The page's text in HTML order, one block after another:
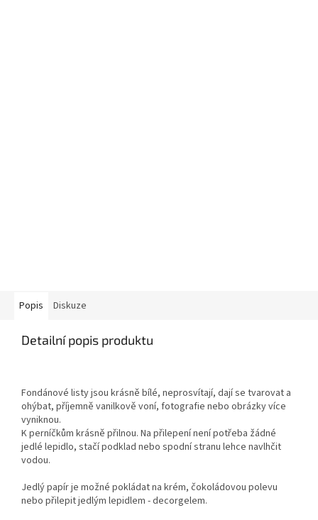
Popis Diskuze
Detailní popis produktu
Fondánové listy jsou krásně bílé, neprosvítají, dají se tvarovat a
ohýbat, příjemně vanilkově voní, fotografie nebo obrázky více
vyniknou.
K perníčkům krásně přilnou. Na přilepení není potřeba žádné
jedlé lepidlo, stačí podklad nebo spodní stranu lehce navlhčit
vodou.
Jedlý papír je možné pokládat na krém, čokoládovou polevu
nebo přilepit jedlým lepidlem - decorgelem.